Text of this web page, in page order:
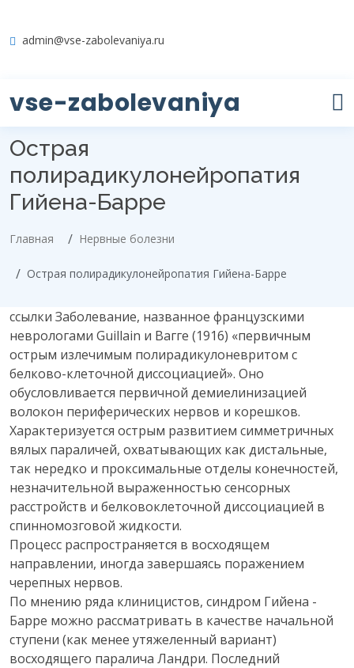
admin@vse-zabolevaniya.ru
vse-zabolevaniya
Острая
полирадикулонейропатия
Гийена-Барре
Главная Нервные болезни
Острая полирадикулонейропатия Гийена-Барре
ссылки Заболевание, названное французскими
неврологами Guillain и Вагге (1916) «первичным
острым излечимым полирадикулоневритом с
белково-клеточной диссоциацией». Оно
обусловливается первичной демиелинизацией
волокон периферических нервов и корешков.
Характеризуется острым развитием симметричных
вялых параличей, охватывающих как дистальные,
так нередко и проксимальные отделы конечностей,
незначительной выраженностью сенсорных
расстройств и белковоклеточной диссоциацией в
спинномозговой жидкости.
Процесс распространяется в восходящем
направлении, иногда завершаясь поражением
черепных нервов.
По мнению ряда клиницистов, синдром Гийена -
Барре можно рассматривать в качестве начальной
ступени (как менее утяжеленный вариант)
восходящего паралича Ландри. Последний